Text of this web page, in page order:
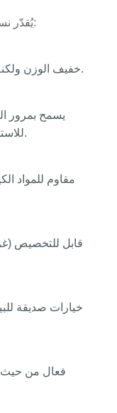
يُقدّر نسيج سبونبوند لمزيجه من الخصائص الفريدة:
خفيف الوزن– يوفر المتانة دون إضافة حجم كبير.
يسمح بمرور
للاستخدام في مجال النظافة والاستخدام الطبي.
مقاوم للمواد
قابل للتخصيص
خيارات صديقة
فعال من حيث